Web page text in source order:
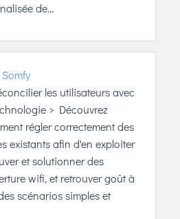
de…
les utilisateurs avec
> Découvrez
régler correctement des
existants afin d'en exploiter
et solutionner des
wifi, et retrouver goût à
scénarios simples et